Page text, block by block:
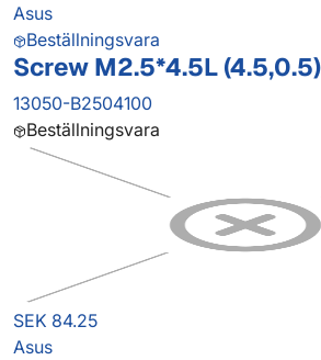
Asus
Beställningsvara
Screw M2.5*4.5L
13050-B2504100
Beställningsvara
SEK 84.25
Asus